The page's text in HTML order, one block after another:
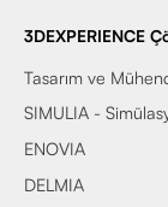
3DEXPERIENCE
Tasarım ve
SIMULIA -
ENOVIA
DELMIA